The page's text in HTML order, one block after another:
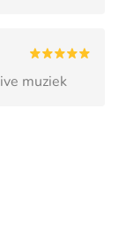
muziek